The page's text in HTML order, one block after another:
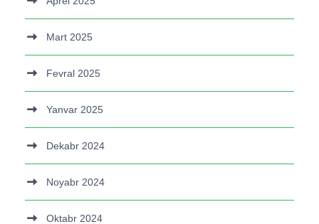
Mart 2025
Fevral 2025
Yanvar 2025
Dekabr 2024
Noyabr 2024
Oktabr 2024